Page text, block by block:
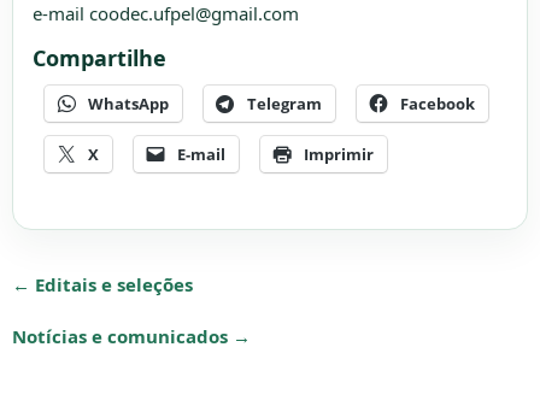
e-mail coodec.ufpel@gmail.com
Compartilhe
WhatsApp Telegram Facebook
X E-mail Imprimir
← Editais e seleções
Notícias e comunicados →